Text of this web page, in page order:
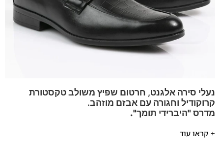
נעלי סירה אלגנט, חרטום שפיץ משולב טקסטורת
קרוקודיל וחגורה עם אבזם מוזהב.
מדרס "היברידי תומך".
נעלי סירה שפיץ ללא שרוכים עם אבזם זהב.
+ קראו עוד